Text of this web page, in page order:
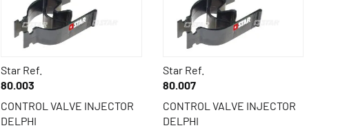
Star Ref.
80.003
CONTROL VALVE INJECTOR
DELPHI
Star Ref.
80.007
CONTROL VALVE INJECTOR
DELPHI